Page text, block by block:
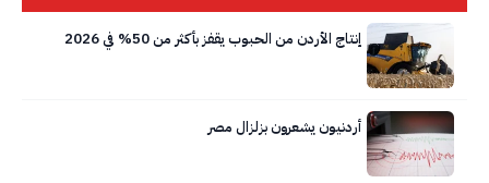
إنتاج الأردن من الحبوب يقفز بأكثر من 50% في 2026
أردنيون يشعرون بزلزال مصر